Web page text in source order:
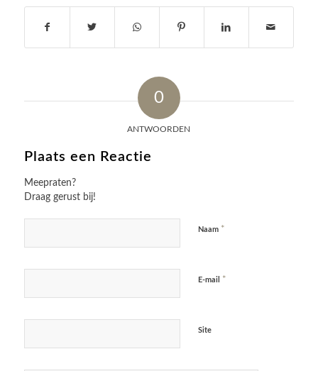
0
ANTWOORDEN
Plaats een Reactie
Meepraten?
Draag gerust bij!
Naam *
E-mail *
Site